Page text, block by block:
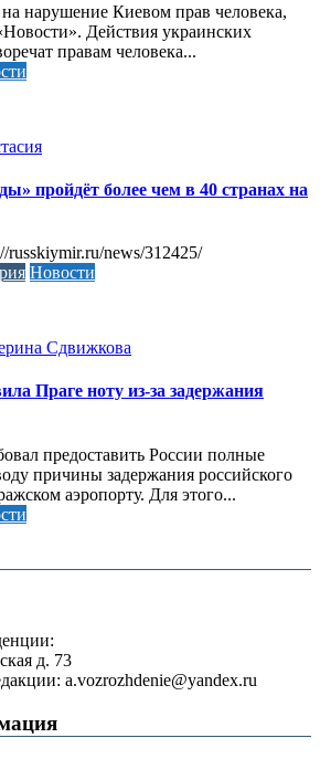
нарушение Киевом прав человека,
Действия украинских
правам человека...
пройдёт более чем в 40 странах на
russkiymir.ru/news/312425/
Новости
Сдвижкова
Праге ноту из-за задержания
предоставить России полные
причины задержания российского
аэропорту. Для этого...
д. 73
a.vozrozhdenie@yandex.ru